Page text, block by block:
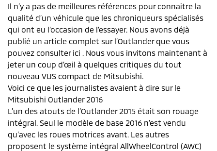
Il n’y a pas de meilleures références pour connaitre la
qualité d’un véhicule que les chroniqueurs spécialisés
qui ont eu l’occasion de l’essayer. Nous avons déjà
publié un article complet sur l’Outlander que vous
pouvez consulter ici . Nous vous invitons maintenant à
jeter un coup d’œil à quelques critiques du tout
nouveau VUS compact de Mitsubishi.
Voici ce que les journalistes avaient à dire sur le
Mitsubishi Outlander 2016
L’un des atouts de l’Outlander 2015 était son rouage
intégral. Seul le modèle de base 2016 n’est vendu
qu’avec les roues motrices avant. Les autres
proposent le système intégral AllWheelControl (AWC)